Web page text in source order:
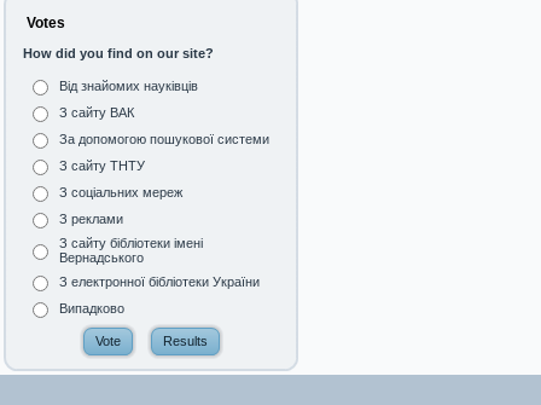
Votes
How did you find on our site?
Від знайомих науківців
З сайту ВАК
За допомогою пошукової системи
З сайту ТНТУ
З соціальних мереж
З реклами
З сайту бібліотеки імені
Вернадського
З електронної бібліотеки України
Випадково